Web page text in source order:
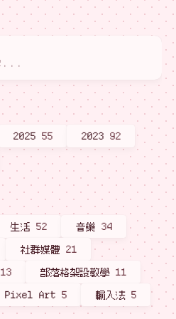
2025 55 2023 92
生活 52 音樂 34
社群媒體 21
13 部落格架設教學 11
Pixel Art 5 輸入法 5